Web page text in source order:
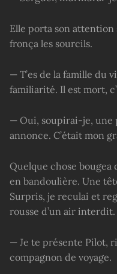
Elle porta son
fronça les sourcils.
— T’es de la famille du
familiarité. Il est mort,
— Oui, soupirai-je,
annonce. C’était mon
Quelque chose bougea
en bandoulière. Une
Surpris, je reculai et
rousse d’un air interdit.
— Je te présente Pilot,
compagnon de voyage.